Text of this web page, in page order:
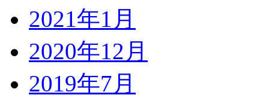
2021年1月
2020年12月
2019年7月